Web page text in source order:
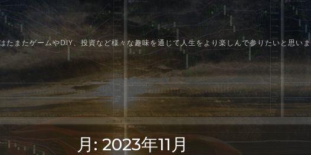
またゲームやDIY、投資など様々な趣味を通じて人生をより楽しんで参りたいと思いま
月:2023年11月